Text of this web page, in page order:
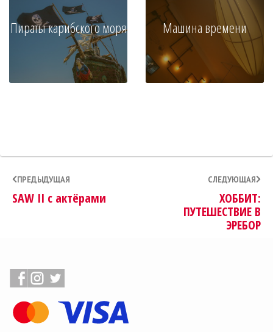
Пираты карибского моря Машина времени
ПРЕДЫДУЩАЯ
SAW II с актёрами
СЛЕДУЮЩАЯ
ХОББИТ:
ПУТЕШЕСТВИЕ В
ЭРЕБОР